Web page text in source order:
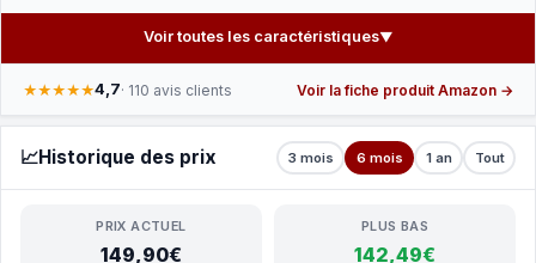
Voir toutes les caractéristiques▼
★★★★★4,7· 110 avis clients Voir la fiche produit Amazon →
📈Historique des prix 3 mois 6 mois 1 an Tout
PRIX ACTUEL
149,90€
PLUS BAS
142,49€